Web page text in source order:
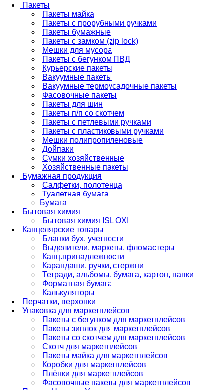
Пакеты
Пакеты майка
Пакеты с прорубными ручками
Пакеты бумажные
Пакеты с замком (zip lock)
Мешки для мусора
Пакеты с бегунком ПВД
Курьерские пакеты
Вакуумные пакеты
Вакуумные термоусадочные пакеты
Фасовочные пакеты
Пакеты для шин
Пакеты п/п со скотчем
Пакеты с петлевыми ручками
Пакеты с пластиковыми ручками
Мешки полипропиленовые
Дойпаки
Сумки хозяйственные
Хозяйственные пакеты
Бумажная продукция
Салфетки, полотенца
Туалетная бумага
Бумага
Бытовая химия
Бытовая химия ISL OXI
Канцелярские товары
Бланки бух. учетности
Выделители, маркеты, фломастеры
Канц.принадлежности
Карандаши, ручки, стержни
Тетради, альбомы, бумага, картон, папки
Форматная бумага
Калькуляторы
Перчатки, верхонки
Упаковка для маркетплейсов
Пакеты с бегунком для маркетплейсов
Пакеты зиплок для маркетплейсов
Пакеты со скотчем для маркетплейсов
Скотч для маркетплейсов
Пакеты майка для маркетплейсов
Коробки для маркетплейсов
Плёнки для маркетплейсов
Фасовочные пакеты для маркетплейсов